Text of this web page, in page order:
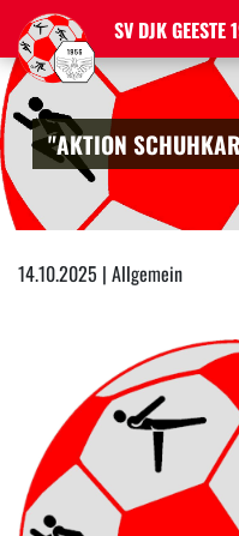
SV DJK GEESTE
"AKTION
14.10.2025 | Allgemein